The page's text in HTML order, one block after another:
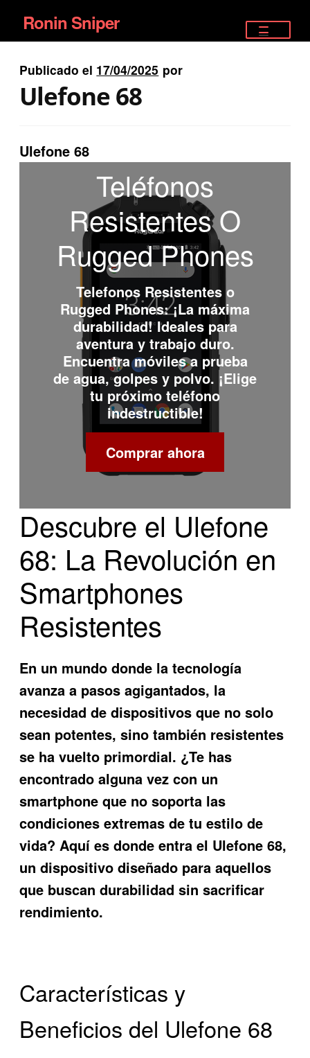
Ir
a
la
navegación
Ir
al
contenido
Ronin Sniper
EQUIPAMIENTO ÉLITE
RIFLES DEPORTIVOS
Publicado el 17/04/2025 por
Ulefone 68
Ulefone 68
Teléfonos
Resistentes O
Rugged Phones
Telefonos Resistentes o
Rugged Phones: ¡La máxima
durabilidad! Ideales para
aventura y trabajo duro.
Encuentra móviles a prueba
de agua, golpes y polvo. ¡Elige
tu próximo teléfono
indestructible!
Comprar ahora
Descubre el Ulefone
68: La Revolución en
Smartphones
Resistentes
En un mundo donde la tecnología
avanza a pasos agigantados, la
necesidad de dispositivos que no solo
sean potentes, sino también resistentes
se ha vuelto primordial. ¿Te has
encontrado alguna vez con un
smartphone que no soporta las
condiciones extremas de tu estilo de
vida? Aquí es donde entra el Ulefone 68,
un dispositivo diseñado para aquellos
que buscan durabilidad sin sacrificar
rendimiento.
Características y
Beneficios del Ulefone 68